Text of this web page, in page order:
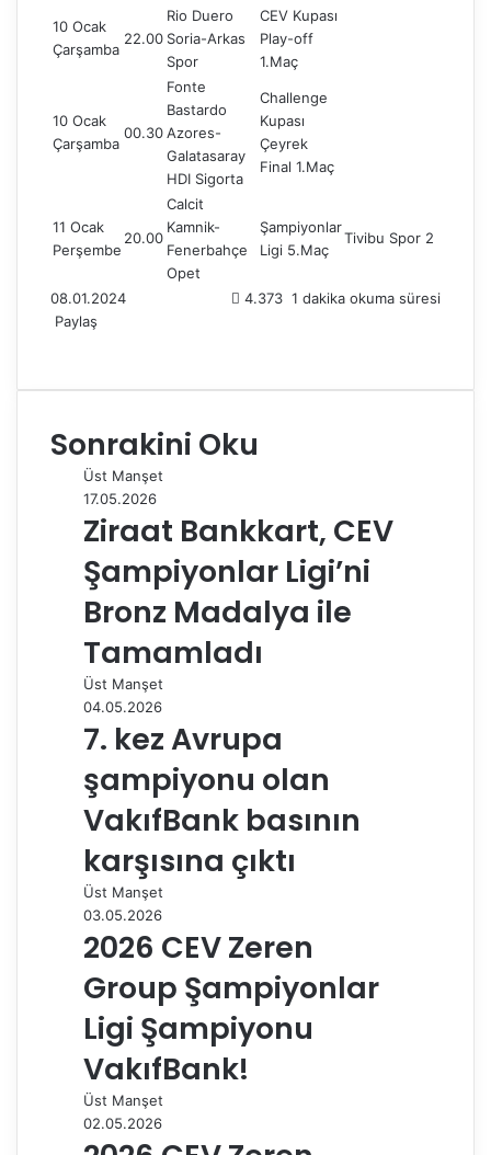
10 Ocak
Çarşamba
22.00
Rio Duero
Soria-Arkas
Spor
CEV Kupası
Play-off
1.Maç
10 Ocak
Çarşamba
00.30
Fonte
Bastardo
Azores-
Galatasaray
HDI Sigorta
Challenge
Kupası
Çeyrek
Final 1.Maç
11 Ocak
Perşembe
20.00
Calcit
Kamnik-
Fenerbahçe
Opet
Şampiyonlar
Ligi 5.Maç
Tivibu Spor 2
08.01.2024 4.373 1 dakika okuma süresi
Paylaş
c
b
o
n
e
d
m
r
n
e
r
d
i
t
a
s
A
p
p
l
g
r
a
m
P
s
t
a
i
l
p
y
l
a
ş
z
ı
r
Sonrakini Oku
Üst Manşet
17.05.2026
Ziraat Bankkart, CEV
Şampiyonlar Ligi’ni
Bronz Madalya ile
Tamamladı
Üst Manşet
04.05.2026
7. kez Avrupa
şampiyonu olan
VakıfBank basının
karşısına çıktı
Üst Manşet
03.05.2026
2026 CEV Zeren
Group Şampiyonlar
Ligi Şampiyonu
VakıfBank!
Üst Manşet
02.05.2026